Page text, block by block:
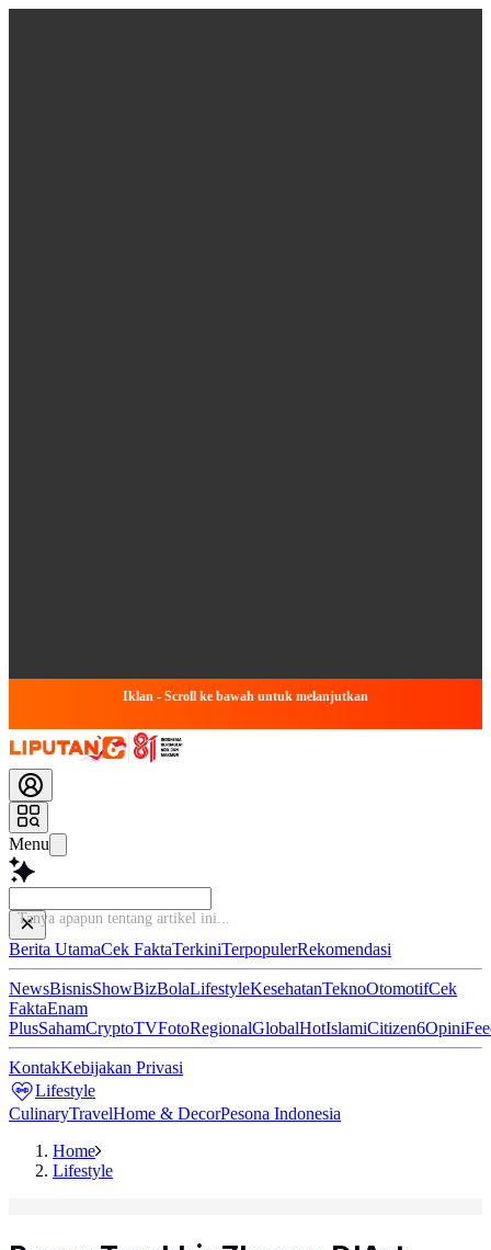
Iklan - Scroll ke bawah untuk melanjutkan
Menu
Tanya apapun tentang
Berita UtamaCek FaktaTerkiniTerpopulerRekomendasi
NewsBisnisShowBizBolaLifestyleKesehatanTeknoOtomotifCek
FaktaEnam
PlusSahamCryptoTVFotoRegionalGlobalHotIslamiCitizen6Opini
KontakKebijakan Privasi
Lifestyle
CulinaryTravelHome & DecorPesona Indonesia
Home
Lifestyle